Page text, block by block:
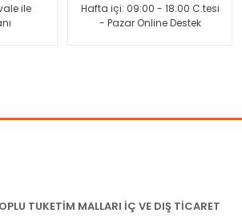
ile
Hafta içi: 09:00 - 18:00 C.tesi
- Pazar Online Destek
TUKETİM MALLARI İÇ VE DIŞ TİCARET